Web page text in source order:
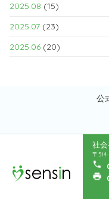
2025.08 (15)
2025.07 (23)
2025.06 (20)
公
社
〒